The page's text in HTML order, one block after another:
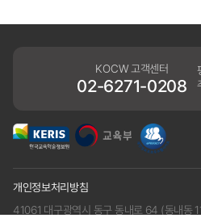
KOCW 고객센터
02-6271-0208
개인정보처리방침
41061 대구광역시 동구 동내로 64 (동내동